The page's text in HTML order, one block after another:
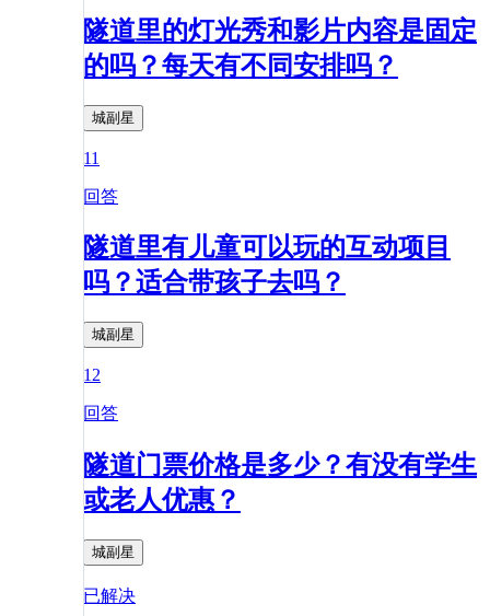
隧道里的灯光秀和影片内容是固定
的吗？每天有不同安排吗？
城副星
11
回答
隧道里有儿童可以玩的互动项目
吗？适合带孩子去吗？
城副星
12
回答
隧道门票价格是多少？有没有学生
或老人优惠？
城副星
已解决